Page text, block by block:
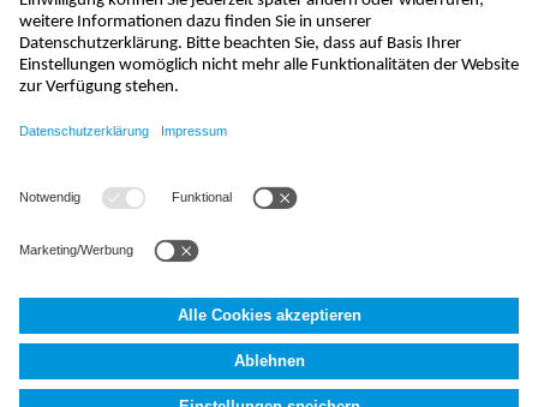
info@nivus.ch
+41 (0) 55 645 20 66
NIVUS AG,Hauptstrasse 35,8750 Glarus, Schweiz